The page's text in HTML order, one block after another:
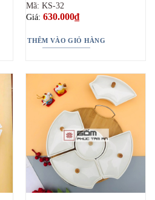
Mã: KS-32
Giá: 630.000₫
THÊM VÀO GIỎ HÀNG